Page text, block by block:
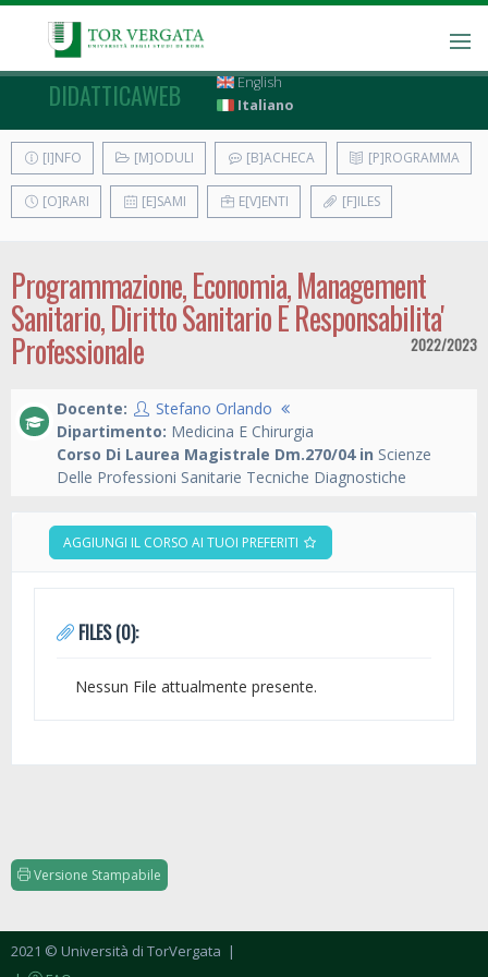
DIDATTICAWEB
English
Italiano
[I]NFO [M]ODULI [B]ACHECA [P]ROGRAMMA
[O]RARI [E]SAMI E[V]ENTI [F]ILES
Programmazione, Economia, Management
Sanitario, Diritto Sanitario E Responsabilita'
Professionale 2022/2023
Docente:
Stefano Orlando
Dipartimento: Medicina E Chirurgia
Corso Di Laurea Magistrale Dm.270/04 in Scienze
Delle Professioni Sanitarie Tecniche Diagnostiche
AGGIUNGI IL CORSO AI TUOI PREFERITI
FILES (0):
Nessun File attualmente presente.
Versione Stampabile
2021 © Università di TorVergata |